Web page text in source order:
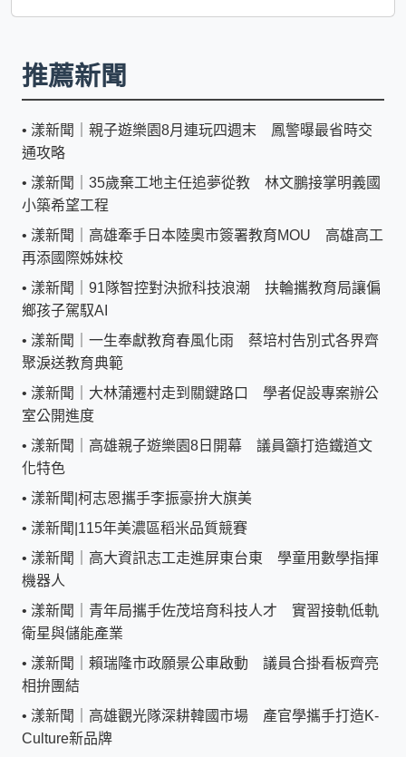
推薦新聞
• 漾新聞｜親子遊樂園8月連玩四週末 鳳警曝最省時交
通攻略
• 漾新聞｜35歲棄工地主任追夢從教 林文鵬接掌明義國
小築希望工程
• 漾新聞｜高雄牽手日本陸奧市簽署教育MOU 高雄高工
再添國際姊妹校
• 漾新聞｜91隊智控對決掀科技浪潮 扶輪攜教育局讓偏
鄉孩子駕馭AI
• 漾新聞｜一生奉獻教育春風化雨 蔡培村告別式各界齊
聚淚送教育典範
• 漾新聞｜大林蒲遷村走到關鍵路口 學者促設專案辦公
室公開進度
• 漾新聞｜高雄親子遊樂園8日開幕 議員籲打造鐵道文
化特色
• 漾新聞|柯志恩攜手李振豪拚大旗美
• 漾新聞|115年美濃區稻米品質競賽
• 漾新聞｜高大資訊志工走進屏東台東 學童用數學指揮
機器人
• 漾新聞｜青年局攜手佐茂培育科技人才 實習接軌低軌
衛星與儲能產業
• 漾新聞｜賴瑞隆市政願景公車啟動 議員合掛看板齊亮
相拚團結
• 漾新聞｜高雄觀光隊深耕韓國市場 產官學攜手打造K-
Culture新品牌